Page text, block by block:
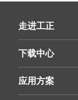
走进工正
下载中心
应用方案